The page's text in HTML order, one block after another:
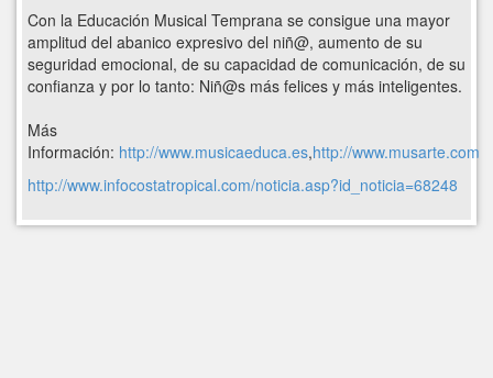
Con la Educación Musical Temprana se consigue una mayor
amplitud del abanico expresivo del niñ@, aumento de su
seguridad emocional, de su capacidad de comunicación, de su
confianza y por lo tanto: Niñ@s más felices y más inteligentes.
Más
Información: http://www.musicaeduca.es,http://www.musarte.com
http://www.infocostatropical.com/noticia.asp?id_noticia=68248